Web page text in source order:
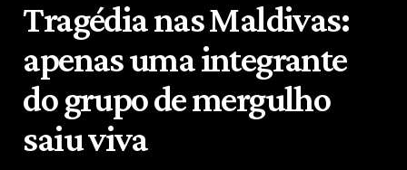
Tragédia nas Maldivas:
apenas uma integrante
do grupo de mergulho
saiu viva